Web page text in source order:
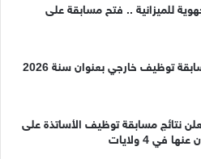
للميزانية .. فتح مسابقة على
وزارة الرياضة تعلن عن فتح مسابقة توظيف خارجي بعنوان سنة 2026
نتائج مسابقة توظيف الأساتذة على
4 ولايات